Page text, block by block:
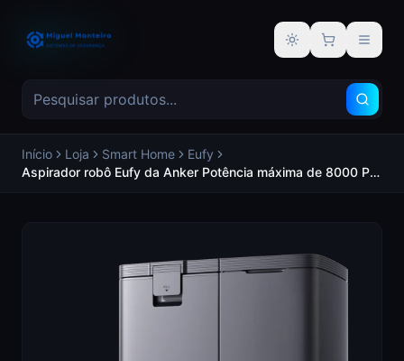
Alternar tema
Início Loja Smart Home
Eufy
Aspirador robô Eufy da Anker Potência máxima de 8000 Pa